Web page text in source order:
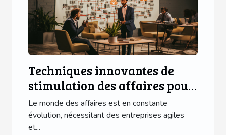
Techniques innovantes de
stimulation des affaires pour
une entreprise florissante
Le monde des affaires est en constante
évolution, nécessitant des entreprises agiles
et...